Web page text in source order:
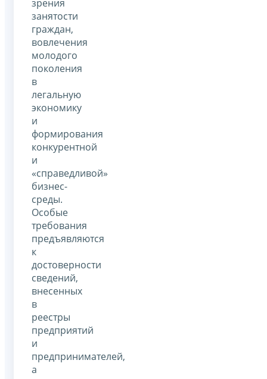
зрения
занятости
граждан,
вовлечения
молодого
поколения
в
легальную
экономику
и
формирования
конкурентной
и
«справедливой»
бизнес-
среды.
Особые
требования
предъявляются
к
достоверности
сведений,
внесенных
в
реестры
предприятий
и
предпринимателей,
а